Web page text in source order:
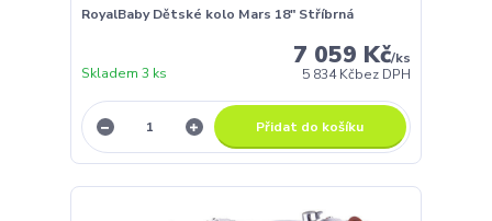
RoyalBaby Dětské kolo Mars 18" Stříbrná
7 059 Kč/ks
5 834 Kčbez DPH
Skladem 3 ks
Přidat do košíku